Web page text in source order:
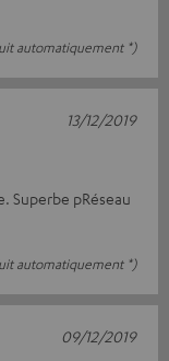
automatiquement *)
Superbe pRéseau
automatiquement *)
13/12/2019
09/12/2019